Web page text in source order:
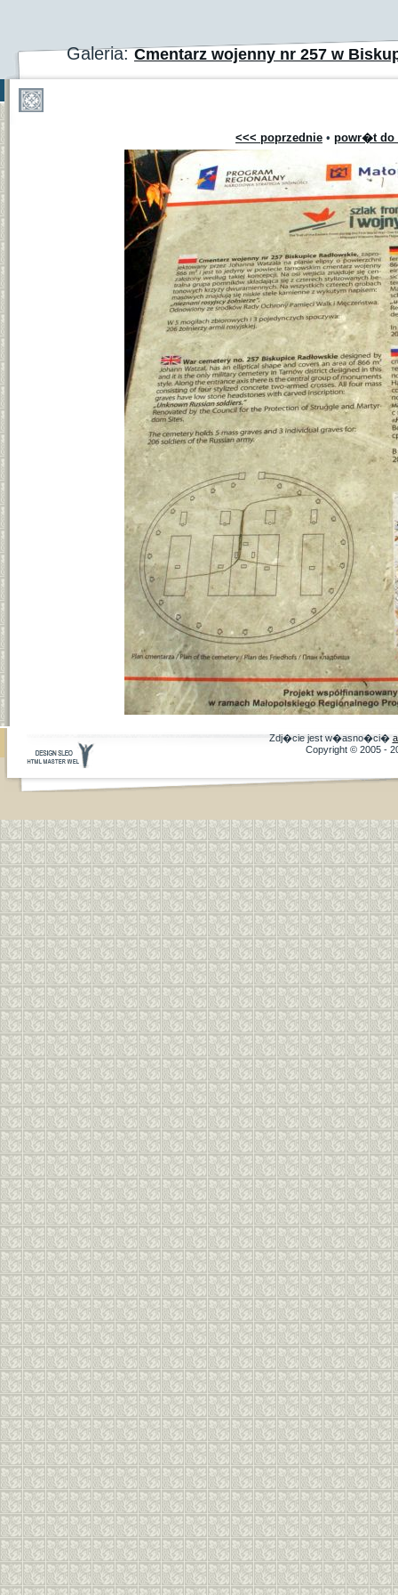
Galeria:Cmentarz wojenny nr 257 w
<<< poprzednie • powr�t do
Zdj�cie jest w�asno�ci�
Copyright © 2005 -